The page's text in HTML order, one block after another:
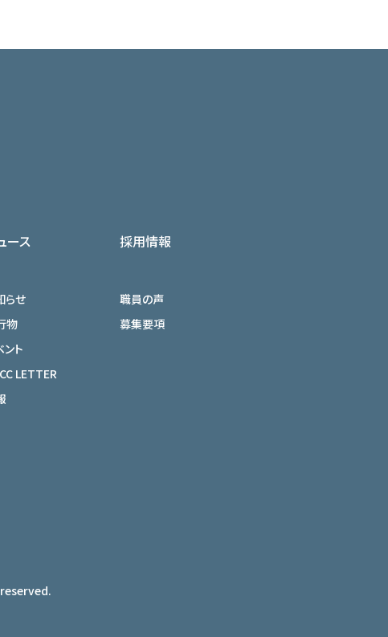
ース
らせ
物
ント
LETTER
採用情報
職員の声
募集要項